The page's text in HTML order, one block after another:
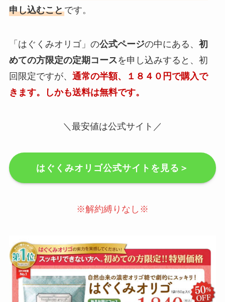
申し込むことです。
「はぐくみオリゴ」の公式ページの中にある、 初
めての方限定の定期コースを申し込みすると、初
回限定ですが、 通常の半額、１８４０円で購入で
きます。しかも送料は無料です。
＼最安値は公式サイト／
はぐくみオリゴ公式サイトを見る＞
※解約縛りなし※